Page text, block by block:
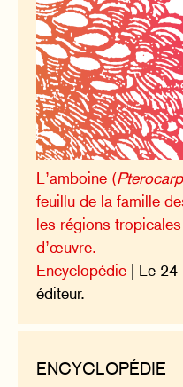
L’amboine (
feuillu de la famille
les régions
d’œuvre.
Encyclopédie | Le
éditeur.
ENCYCLOPÉDIE